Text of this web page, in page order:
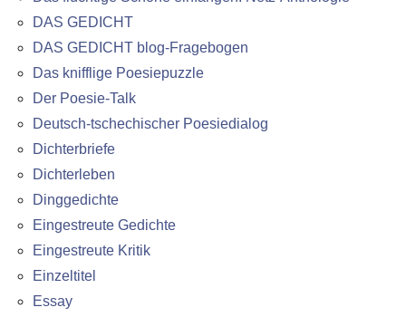
DAS GEDICHT
DAS GEDICHT blog-Fragebogen
Das knifflige Poesiepuzzle
Der Poesie-Talk
Deutsch-tschechischer Poesiedialog
Dichterbriefe
Dichterleben
Dinggedichte
Eingestreute Gedichte
Eingestreute Kritik
Einzeltitel
Essay